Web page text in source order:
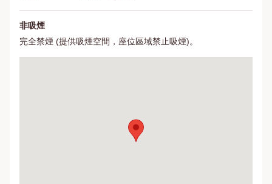
非吸煙
完全禁煙 (提供吸煙空間，座位區域禁止吸煙)。